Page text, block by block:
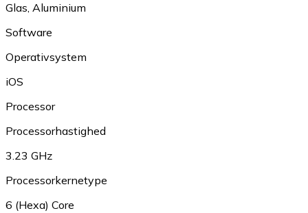
Glas, Aluminium
Software
Operativsystem
iOS
Processor
Processorhastighed
3.23 GHz
Processorkernetype
6 (Hexa) Core